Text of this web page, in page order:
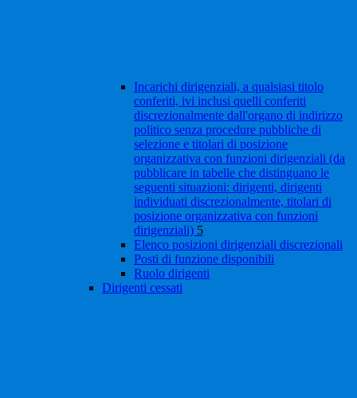
Incarichi dirigenziali, a qualsiasi titolo
conferiti, ivi inclusi quelli conferiti
discrezionalmente dall'organo di indirizzo
politico senza procedure pubbliche di
selezione e titolari di posizione
organizzativa con funzioni dirigenziali (da
pubblicare in tabelle che distinguano le
seguenti situazioni: dirigenti, dirigenti
individuati discrezionalmente, titolari di
posizione organizzativa con funzioni
dirigenziali) 5
Elenco posizioni dirigenziali discrezionali
Posti di funzione disponibili
Ruolo dirigenti
Dirigenti cessati